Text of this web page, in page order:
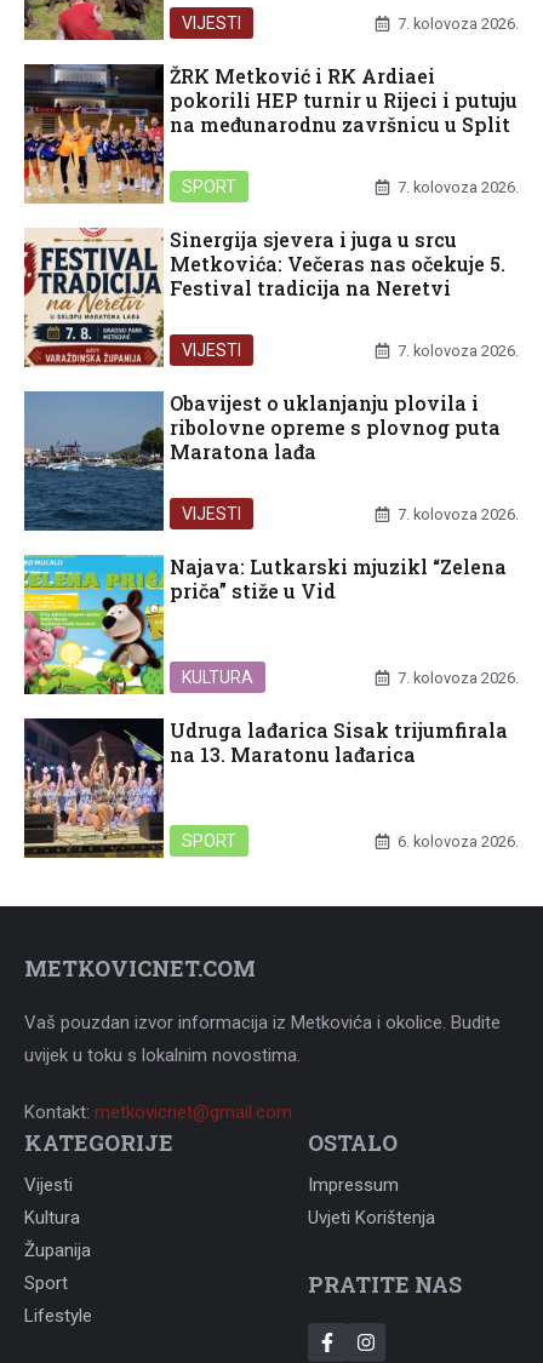
VIJESTI 7. kolovoza 2026.
ŽRK Metković i RK Ardiaei
pokorili HEP turnir u Rijeci i putuju
na međunarodnu završnicu u Split
SPORT 7. kolovoza 2026.
Sinergija sjevera i juga u srcu
Metkovića: Večeras nas očekuje 5.
Festival tradicija na Neretvi
VIJESTI 7. kolovoza 2026.
Obavijest o uklanjanju plovila i
ribolovne opreme s plovnog puta
Maratona lađa
VIJESTI 7. kolovoza 2026.
Najava: Lutkarski mjuzikl “Zelena
priča” stiže u Vid
KULTURA 7. kolovoza 2026.
Udruga lađarica Sisak trijumfirala
na 13. Maratonu lađarica
SPORT 6. kolovoza 2026.
METKOVICNET.COM
Vaš pouzdan izvor informacija iz Metkovića i okolice. Budite
uvijek u toku s lokalnim novostima.
Kontakt: metkovicnet@gmail.com
KATEGORIJE
Vijesti
Kultura
Županija
Sport
Lifestyle
OSTALO
Impressum
Uvjeti Korištenja
PRATITE NAS